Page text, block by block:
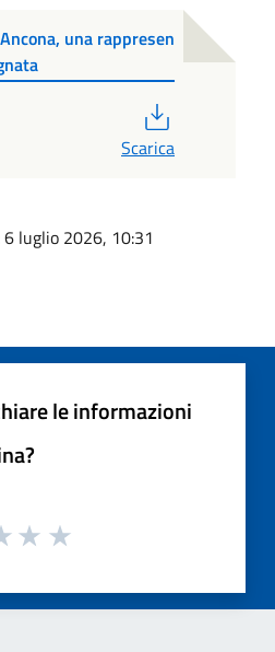
una rappresen
Scarica
6 luglio 2026, 10:31
le informazioni